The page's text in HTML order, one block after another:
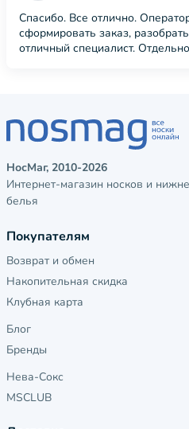
Спасибо. Все отлично.
сформировать заказ,
отличный специалист.
НосМаг, 2010-2026
Интернет-магазин носков и
белья
Покупателям
Возврат и обмен
Накопительная скидка
Клубная карта
Блог
Бренды
Нева-Сокс
MSCLUB